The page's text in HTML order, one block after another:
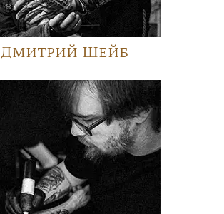
Дмитрий Шейб